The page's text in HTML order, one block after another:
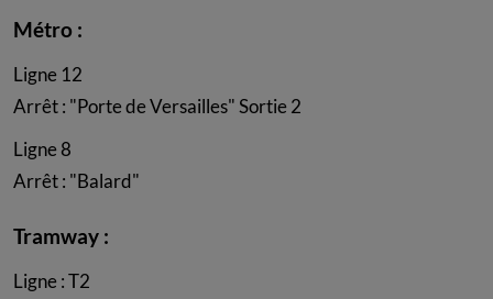
Métro :
Ligne 12
Arrêt : "Porte de Versailles" Sortie 2
Ligne 8
Arrêt : "Balard"
Tramway :
Ligne : T2